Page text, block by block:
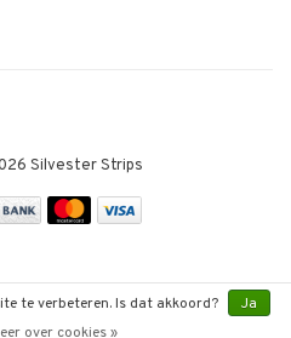
Silvester Strips
te verbeteren. Is dat akkoord?
Ja
over cookies »